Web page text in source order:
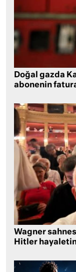
Doğal gazda
abonenin
Wagner
Hitler